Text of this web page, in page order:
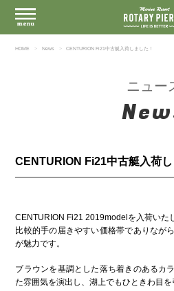
HOME News CENTURION Fi21中古艇入荷しました！
ニュー
CENTURION Fi21中古艇入荷し
CENTURION Fi21 2019modelを入荷いた
比較的手の届きやすい価格帯でありなが
が魅力です。
ブラウンを基調とした落ち着きのあるカ
た雰囲気を演出し、湖上でもひときわ目を